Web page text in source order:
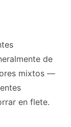
de
mixtos —
en flete.